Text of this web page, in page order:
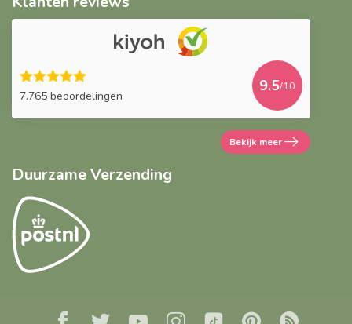
7.765 beoordelingen
9.5/10
Bekijk meer
Duurzame Verzending